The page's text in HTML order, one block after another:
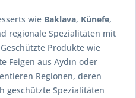
wie Baklava, Künefe,
regionale Spezialitäten mit
Produkte wie
Feigen aus Aydın oder
Regionen, deren
geschützte Spezialitäten